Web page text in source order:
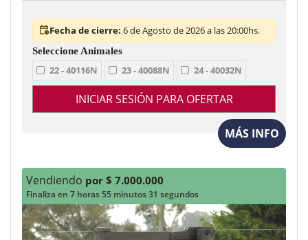
Fecha de cierre: 6 de Agosto de 2026 a las 20:00hs.
22 - 40116N 23 - 40088N 24 - 40032N
INICIAR SESIÓN PARA OFERTAR
MÁS INFO
Vendiendo por $ 7.000.000
Finaliza en 7 horas 55 minutos 29 segundos